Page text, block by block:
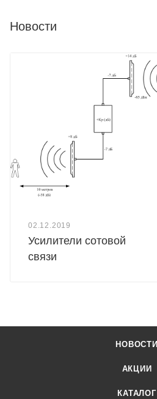
Новости
02.12.2019
Усилители сотовой
связи
НОВОСТИ
АКЦИИ
КАТАЛОГ